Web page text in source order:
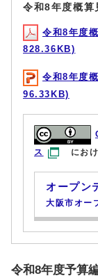
令和8年度概算
令和8年度
828.36KB)
令和8年度
96.33KB)
ス
にお
オープン
大阪市オー
令和8年度予算